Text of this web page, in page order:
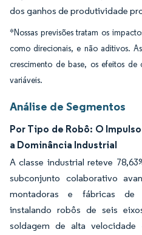
dos ganhos de produtividade
*Nossas previsões tratam os
como direcionais, e não aditivos.
crescimento de base, os efeitos de
variáveis.
Análise de Segmentos
Por Tipo de Robô: O
a Dominância Industrial
A classe industrial reteve
subconjunto colaborativo
montadoras e fábricas de
instalando robôs de seis
soldagem de alta